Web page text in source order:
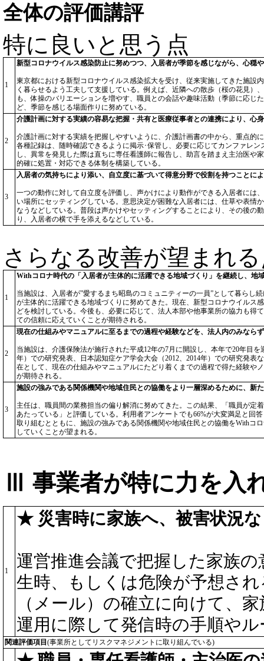
全体の評価講評
特に良いと思う点
1
新型コロナウイルス感染防止に努めつつ、入居者が季節を感じながら、心穏
東京都における新型コロナウイルス感染拡大を受け、従来実施してきた施設
く暮らせるよう工夫して支援している。例えば、近隣への散歩（桜の花見
も、体操のバリエーションを増やす、職員との会話や趣味活動（季節に応
ど、季節を感じる場面作りに努めている。
2
介護計画に対する実績の容易な把握・共有と医療従事者との連携により、心
介護計画に対する実績を把握しやすいように、介護計画書の中から、重点的
各種記録は、随時確認できるように掲示･保管し、必要に応じてカンファレ
し、異常を発見した際は直ちに専任看護師に報告し、助言を踏まえ主治医
的確に処置・対応できる体制を構築している。
3
入居者の気持ちにより添い、自立度に基づいて得意分野で役割を持つことに
一つの動作に対して自立度を評価し、声かけにより動作ができる入居者には
い場所にセッティングしている。意思決定が困難な入居者には、仕草や表情
なうなどしている。普段は声かけやセッティングすることにより、その後の
り、入居者の横で手を添えるなどしている。
さらなる改善が望まれ
1
Withコロナ時代の「入居者が主体的に活躍できる地域づくり」を継続し、地
当施設は、入居者が”愛するまち昭島のコミュニティーの一員”として暮ら
が主体的に活躍できる地域づくりに努めてきた。現在、新型コロナウイルス
どを検討している。今後も、必要に応じて、法人本部や他事業所の協力も
ての信頼に応えていくことが期待される。
2
現在の仕組みやマニュアルに至るまでの過程や経験などを、法人内のみなら
当施設は、介護保険法が施行された平成12年の7月に開設し、本年で20年目
年）での研究発表、日本認知症ケア学会大会（2012、2014年）での研究発
在として、現在の仕組みやマニュアルにたどり着くまでの過程で得た経験や
が期待される。
3
施設の強みである関係機関や地域住民との協働をより一層深めるために、新
主任は、職員間の業務担当の偏り解消に努めてきた。この結果、「職員が
あたっている」と評価している。利用者アンケートでも66%が大変満足と回
取り組むとともに、施設の強みである関係機関や地域住民との協働をWithコ
していくことが望まれる。
Ⅲ 事業者が特に力を入
1
★ 災害時に家族へ、被害状況
運営推進会議で把握した家族
生時、もしくは危険が予想さ
（メール）の確立に向けて、
運用に際して発信時の手順や
関連評価項目(事業所としてリスクマネジメントに取り組んでいる)